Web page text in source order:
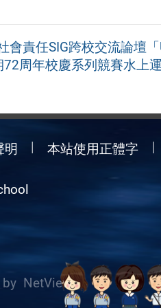
會責任SIG跨校交流論壇「
周年校慶系列競賽水上
明 本站使用正體字
NetView